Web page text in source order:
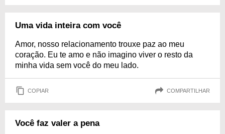
Uma vida inteira com você
Amor, nosso relacionamento trouxe paz ao meu
coração. Eu te amo e não imagino viver o resto da
minha vida sem você do meu lado.
COPIAR COMPARTILHAR
Você faz valer a pena